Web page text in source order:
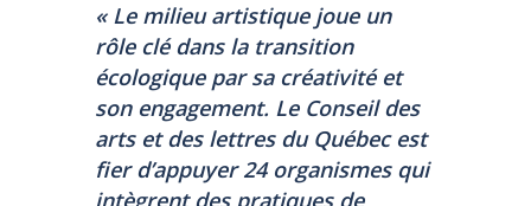
« Le milieu artistique joue un
rôle clé dans la transition
écologique par sa créativité et
son engagement. Le Conseil des
arts et des lettres du Québec est
fier d’appuyer 24 organismes qui